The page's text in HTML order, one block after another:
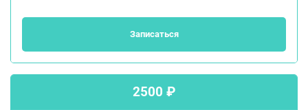
Записаться
2500 ₽